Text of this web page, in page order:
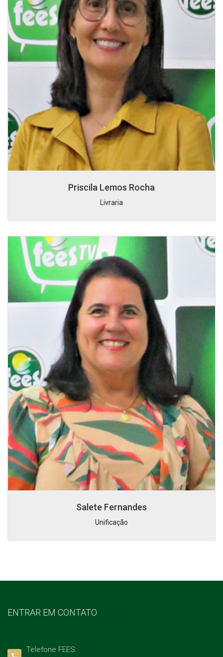
Priscila Lemos Rocha
Livraria
Salete Fernandes
Unificação
ENTRAR EM CONTATO
Telefone FEES: